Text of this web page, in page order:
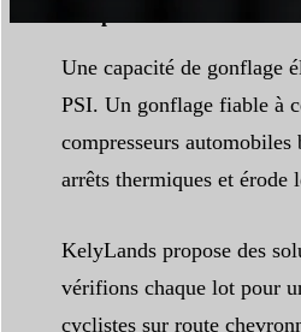
Une capacité de gonflage
PSI. Un gonflage fiable à
compresseurs
arrêts thermiques et érode
KelyLands propose des
vérifions chaque lot pour
cyclistes sur route